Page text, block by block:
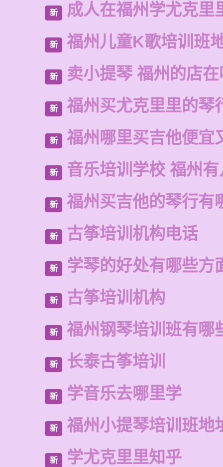
新 成人在福州学尤克里
新 福州儿童K歌培训班
新 卖小提琴 福州的店
新 福州买尤克里里的琴
新 福州哪里买吉他便宜
新 音乐培训学校 福州
新 福州买吉他的琴行有
新 古筝培训机构电话
新 学琴的好处有哪些方
新 古筝培训机构
新 福州钢琴培训班有哪
新 长泰古筝培训
新 学音乐去哪里学
新 福州小提琴培训班地
新 学尤克里里知乎